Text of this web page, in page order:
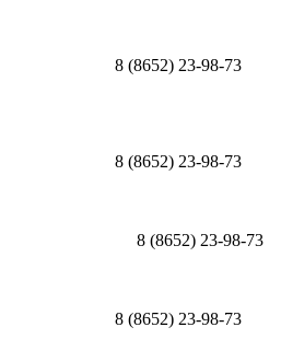
8 (8652) 23-98-73
8 (8652) 23-98-73
8 (8652) 23-98-73
8 (8652) 23-98-73